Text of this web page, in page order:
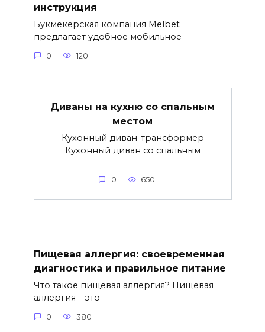
инструкция
Букмекерская компания Melbet
предлагает удобное мобильное
0 120
Диваны на кухню со спальным
местом
Кухонный диван-трансформер
Кухонный диван со спальным
0 650
Пищевая аллергия: своевременная
диагностика и правильное питание
Что такое пищевая аллергия? Пищевая
аллергия – это
0 380